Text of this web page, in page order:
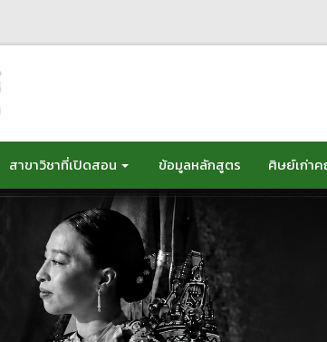
สาขาวิชาที่เปิดสอน ข้อมูลหลักสูตร ศิษย์เก่า